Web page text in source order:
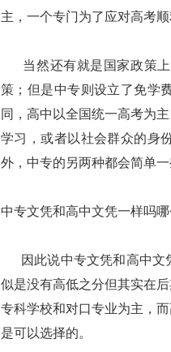
主，一个专门为了应对高考
当然还有就是国家政策上
策；但是中专则设立了免学
同，高中以全国统一高考为
学习，或者以社会群众的身
外，中专的另两种都会简单一
中专文凭和高中文凭一样吗
因此说中专文凭和高中文
似是没有高低之分但其实在
专科学校和对口专业为主，
是可以选择的。